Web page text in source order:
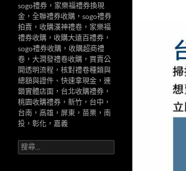
sogo禮券，家樂福禮券換現
金，全聯禮券收購，sogo禮券
拍賣，收購漢神禮卷，家樂福
禮券收購，收購大遠百禮券，
sogo禮券收購，收購超商禮
卷，大潤發禮卷收購，買賣公
開透明流程，核對禮卷種類與
總額與證件、快速拿現金，連
鎖實體店面，台北收購禮券，
桃園收購禮券，新竹，台中，
台南，高雄，屏東，苗栗，南
投，彰化，嘉義
搜
尋